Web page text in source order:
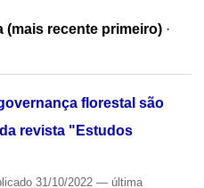
(mais recente primeiro) ·
florestal são
revista "Estudos
31/10/2022 — última